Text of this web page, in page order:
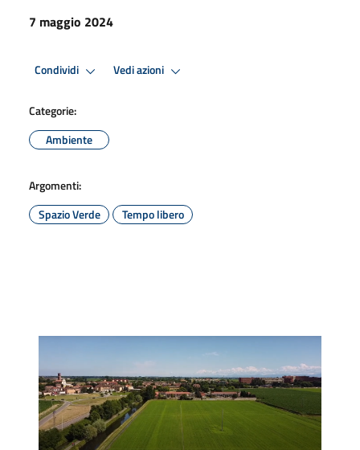
7 maggio 2024
Condividi Vedi azioni
Categorie:
Ambiente
Argomenti:
Spazio Verde
Tempo libero